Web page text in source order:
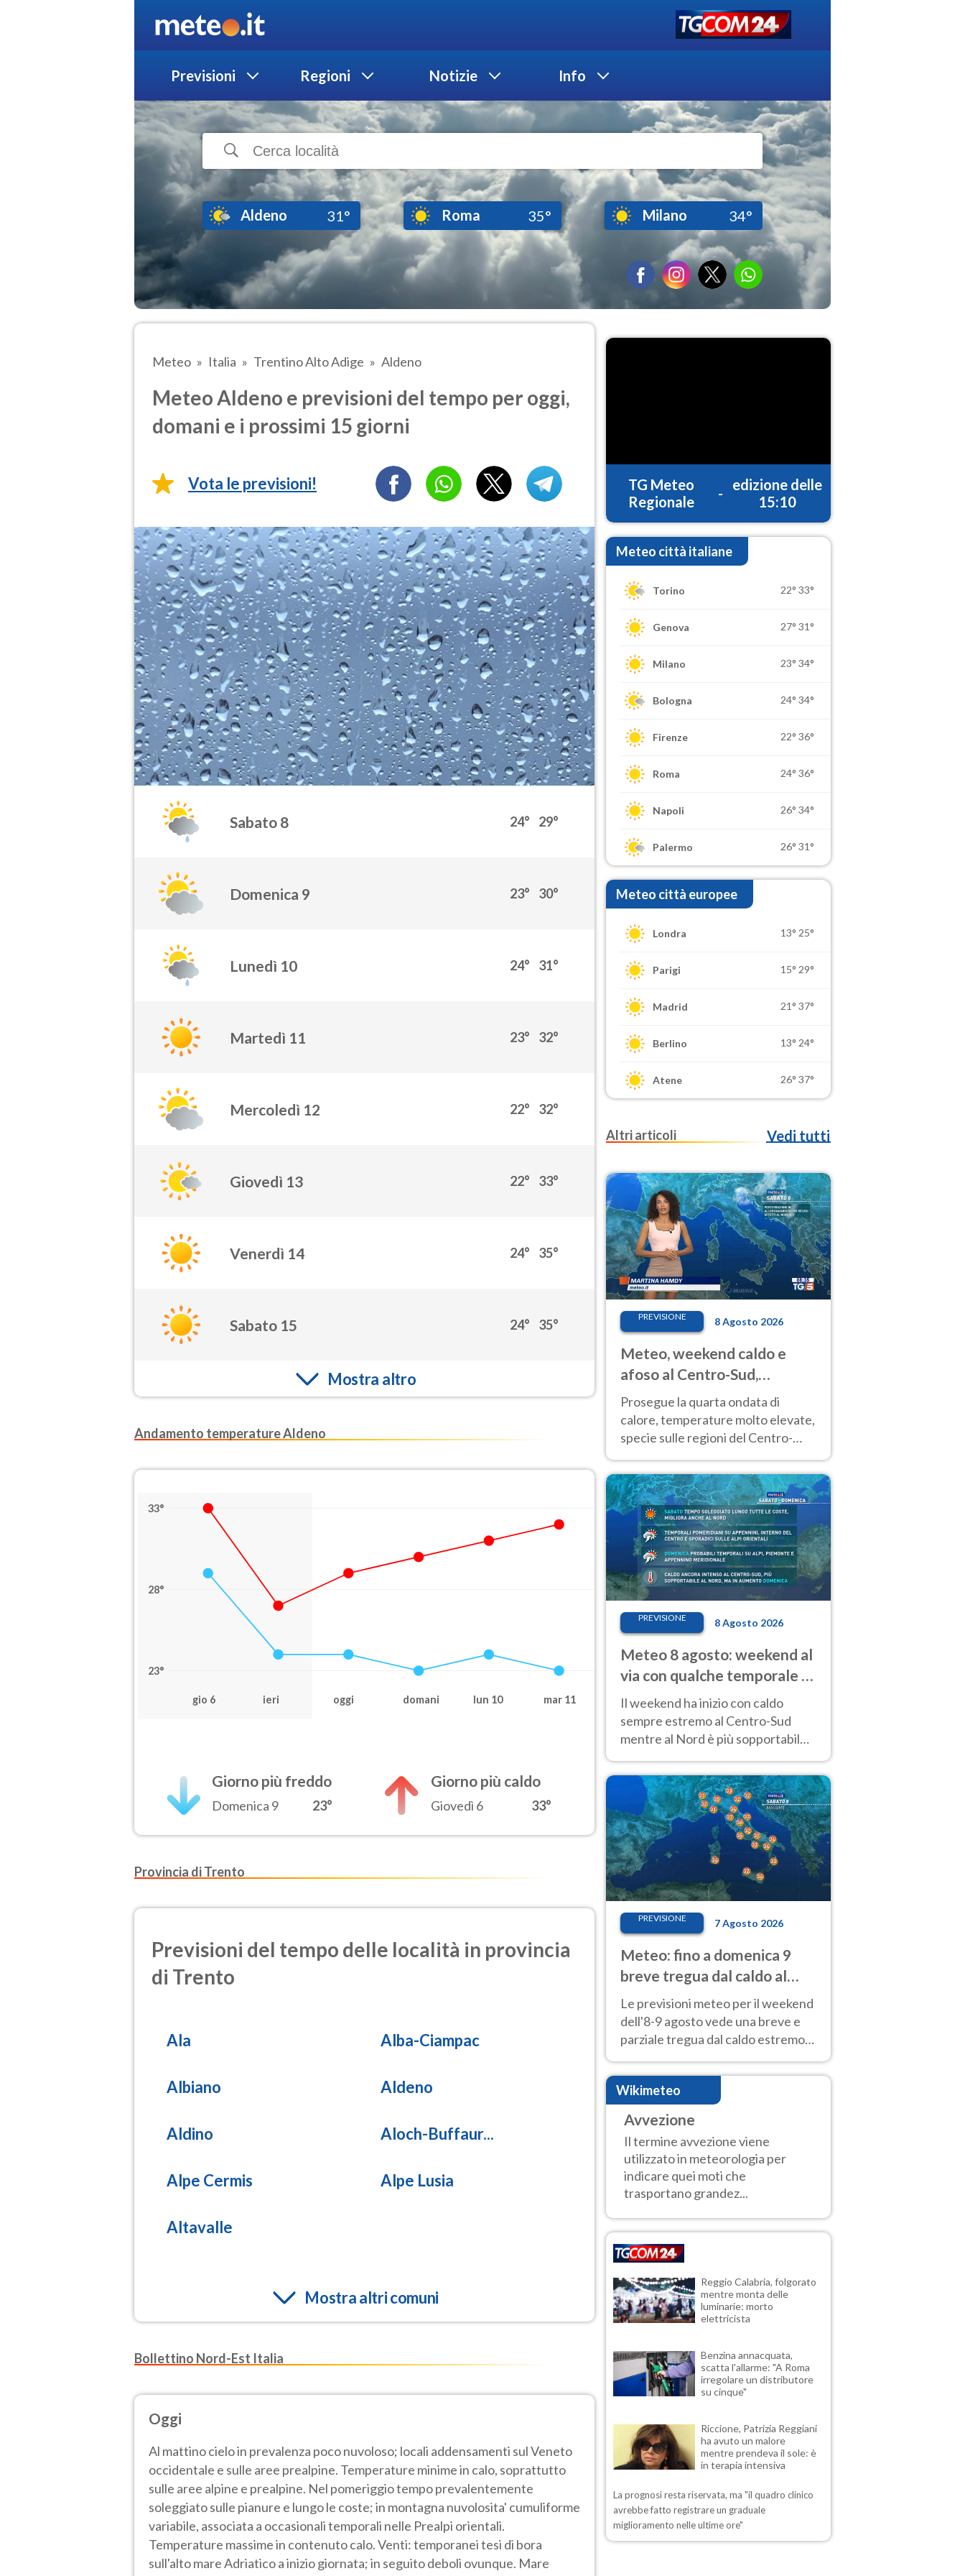
Previsioni Regioni Notizie Info
Aldeno 31° Roma 35° Milano 34°
Meteo Italia Trentino Alto Adige Aldeno
Meteo Aldeno e previsioni del tempo per oggi,
domani e i prossimi 15 giorni
Vota le previsioni!
Sabato 8 24° 29°
Domenica 9 23° 30°
Lunedì 10 24° 31°
Martedì 11 23° 32°
Mercoledì 12 22° 32°
Giovedì 13 22° 33°
Venerdì 14 24° 35°
Sabato 15 24° 35°
Mostra altro
Andamento temperature Aldeno
33°
28°
23°
gio 6 ieri oggi domani lun 10 mar 11
Giorno più freddo
Domenica 9 23°
Giorno più caldo
Giovedì 6 33°
Provincia di Trento
Previsioni del tempo delle località in provincia
di Trento
Ala Alba-Ciampac
Albiano Aldeno
Aldino Aloch-Buffaur...
Alpe Cermis Alpe Lusia
Altavalle
Mostra altri comuni
Bollettino Nord-Est Italia
Oggi
Al mattino cielo in prevalenza poco nuvoloso; locali addensamenti sul Veneto
occidentale e sulle aree prealpine. Temperature minime in calo, soprattutto
sulle aree alpine e prealpine. Nel pomeriggio tempo prevalentemente
soleggiato sulle pianure e lungo le coste; in montagna nuvolosita' cumuliforme
variabile, associata a occasionali temporali nelle Prealpi orientali.
Temperature massime in contenuto calo. Venti: temporanei tesi di bora
sull'alto mare Adriatico a inizio giornata; in seguito deboli ovunque. Mare
TG Meteo
Regionale
-
edizione delle
15:10
Meteo città italiane
Torino 22° 33°
Genova 27° 31°
Milano 23° 34°
Bologna 24° 34°
Firenze 22° 36°
Roma 24° 36°
Napoli 26° 34°
Palermo 26° 31°
Meteo città europee
Londra 13° 25°
Parigi 15° 29°
Madrid 21° 37°
Berlino 13° 24°
Atene 26° 37°
Altri articoli Vedi tutti
PREVISIONE 8 Agosto 2026
Meteo, weekend caldo e
afoso al Centro-Sud,
temporali sui rilievi
Prosegue la quarta ondata di
calore, temperature molto elevate,
specie sulle regioni del Centro-
aree montuose
PREVISIONE 8 Agosto 2026
Meteo 8 agosto: weekend al
via con qualche temporale e
caldo estremo al Centro-Sud
Il weekend ha inizio con caldo
sempre estremo al Centro-Sud
mentre al Nord è più sopportabile
calore sui rilievi.
PREVISIONE 7 Agosto 2026
Meteo: fino a domenica 9
breve tregua dal caldo al
Nord! Altrove calura e afa
Le previsioni meteo per il weekend
dell'8-9 agosto vede una breve e
parziale tregua dal caldo estremo
al Nord mentre altrove persistono
40 gradi.
Wikimeteo
Avvezione
Il termine avvezione viene
utilizzato in meteorologia per
indicare quei moti che
trasportano grandez...
Reggio Calabria, folgorato
mentre monta delle
luminarie: morto
elettricista
Benzina annacquata,
scatta l'allarme: "A Roma
irregolare un distributore
su cinque"
Riccione, Patrizia Reggiani
ha avuto un malore
mentre prendeva il sole: è
in terapia intensiva
La prognosi resta riservata, ma "il quadro clinico
avrebbe fatto registrare un graduale
miglioramento nelle ultime ore"